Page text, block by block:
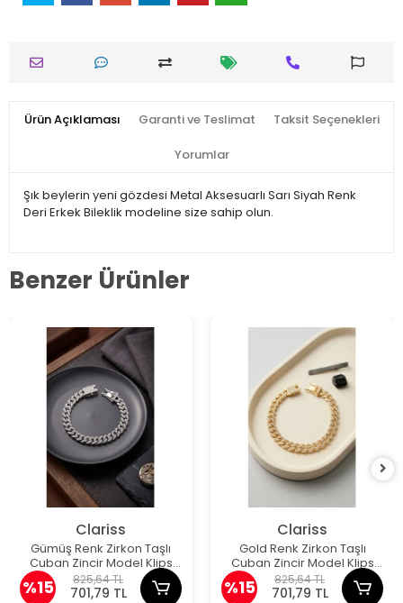
Ürün Açıklaması Garanti ve Teslimat Taksit Seçenekleri
Yorumlar
Şık beylerin yeni gözdesi Metal Aksesuarlı Sarı Siyah Renk
Deri Erkek Bileklik modeline size sahip olun.
Benzer Ürünler
Clariss
Gümüş Renk Zirkon Taşlı
Cuban Zincir Model Klips
Kapamalı Erkek Bileklik
%15 825,64 TL
701,79 TL
Clariss
Gold Renk Zirkon Taşlı
Cuban Zincir Model Klips
Kapamalı Erkek Bileklik
%15 825,64 TL
701,79 TL